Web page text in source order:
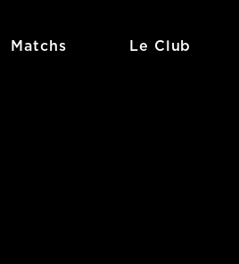
Matchs Le Club